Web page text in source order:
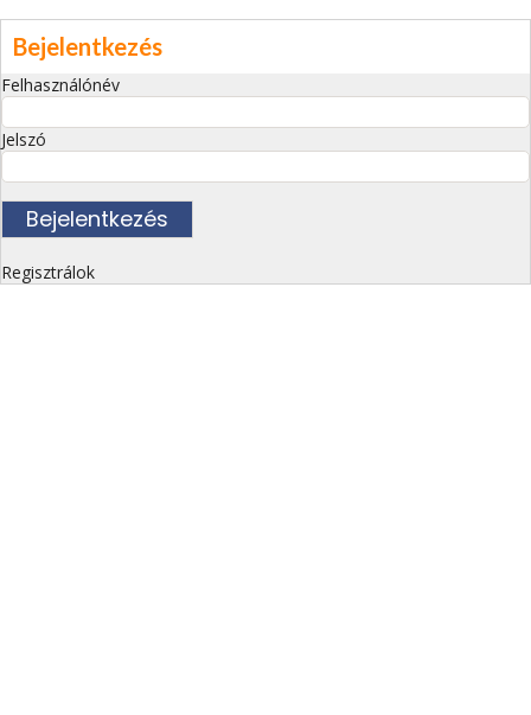
Bejelentkezés
Felhasználónév
Jelszó
Regisztrálok